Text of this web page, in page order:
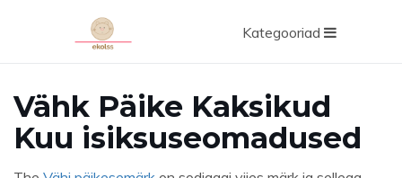
Kategooriad
Vähk Päike Kaksikud
Kuu isiksuseomadused